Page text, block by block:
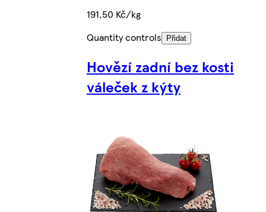
191,50 Kč/kg
Quantity controls
Přidat
Hovězí zadní bez kosti
váleček z kýty